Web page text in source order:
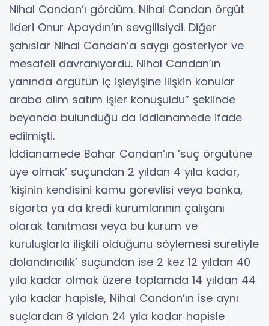
Nihal Candan’ı gördüm. Nihal Candan örgüt
lideri Onur Apaydın’ın sevgilisiydi. Diğer
şahıslar Nihal Candan’a saygı gösteriyor ve
mesafeli davranıyordu. Nihal Candan’ın
yanında örgütün iç işleyişine ilişkin konular
araba alım satım işler konuşuldu” şeklinde
beyanda bulunduğu da iddianamede ifade
edilmişti.
İddianamede Bahar Candan’ın ’suç örgütüne
üye olmak’ suçundan 2 yıldan 4 yıla kadar,
’kişinin kendisini kamu görevlisi veya banka,
sigorta ya da kredi kurumlarının çalışanı
olarak tanıtması veya bu kurum ve
kuruluşlarla ilişkili olduğunu söylemesi suretiyle
dolandırıcılık’ suçundan ise 2 kez 12 yıldan 40
yıla kadar olmak üzere toplamda 14 yıldan 44
yıla kadar hapisle, Nihal Candan’ın ise aynı
suçlardan 8 yıldan 24 yıla kadar hapisle